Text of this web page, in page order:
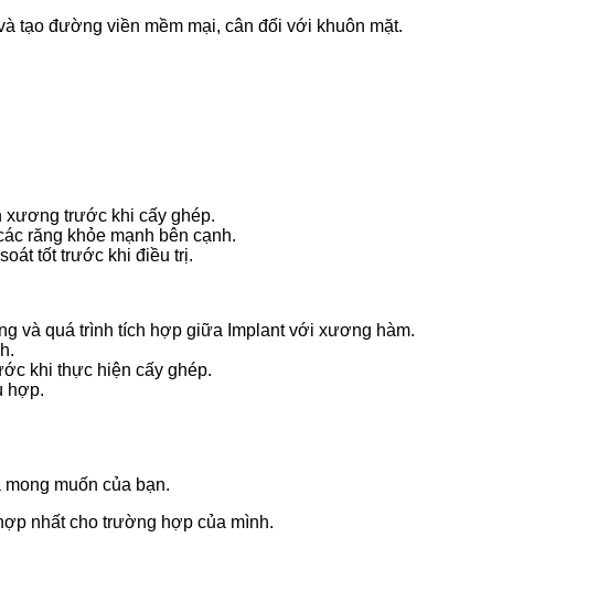
tạo đường viền mềm mại, cân đối với khuôn mặt.
xương trước khi cấy ghép.
răng khỏe mạnh bên cạnh.
tốt trước khi điều trị.
và quá trình tích hợp giữa Implant với xương hàm.
khi thực hiện cấy ghép.
hợp.
muốn của bạn.
nhất cho trường hợp của mình.